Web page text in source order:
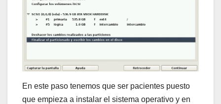
En este paso tenemos que ser pacientes puesto
que empieza a instalar el sistema operativo y en